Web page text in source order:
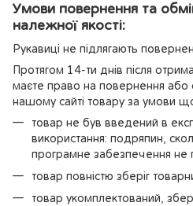
Умови повернення та
належної якості:
Рукавиці не підлягають
Протягом 14-ти днів після
маєте право на повернення або
нашому сайті товару за умови
товар не був введений в
використання: подряпин,
програмне забезпечення не
товар повністю зберіг
товар укомплектований,